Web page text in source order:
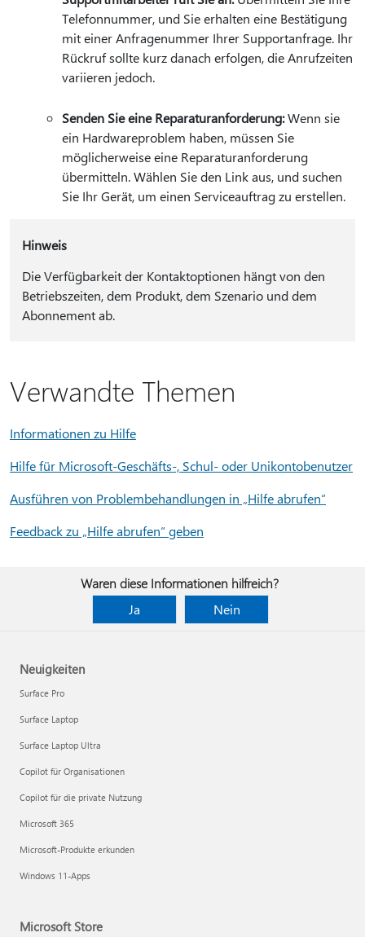
Telefonnummer, und Sie erhalten eine Bestätigung
mit einer Anfragenummer Ihrer Supportanfrage. Ihr
Rückruf sollte kurz danach erfolgen, die Anrufzeiten
variieren jedoch.
Senden Sie eine Reparaturanforderung:Wenn sie
ein Hardwareproblem haben, müssen Sie
möglicherweise eine Reparaturanforderung
übermitteln. Wählen Sie den Link aus, und suchen
Sie Ihr Gerät, um einen Serviceauftrag zu erstellen.
Hinweis
Die Verfügbarkeit der Kontaktoptionen hängt von den
Betriebszeiten, dem Produkt, dem Szenario und dem
Abonnement ab.
Verwandte Themen
Informationen zu Hilfe
Hilfe für Microsoft-Geschäfts-, Schul- oder Unikontobenutzer
Ausführen von Problembehandlungen in „Hilfe abrufen“
Feedback zu „Hilfe abrufen“ geben
Waren diese Informationen hilfreich?
Ja
Nein
Neuigkeiten
Surface Pro
Surface Laptop
Surface Laptop Ultra
Copilot für Organisationen
Copilot für die private Nutzung
Microsoft 365
Microsoft-Produkte erkunden
Windows 11-Apps
Microsoft Store